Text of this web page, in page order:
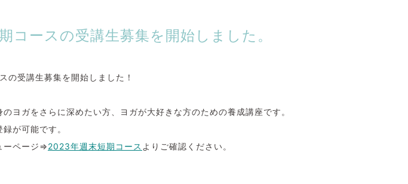
ースの受講生募集を開始しました。
受講生募集を開始しました！
ヨガをさらに深めたい方、ヨガが大好きな方のための養成講座です。
が可能です。
ーページ⇒2023年週末短期コース よりご確認ください。